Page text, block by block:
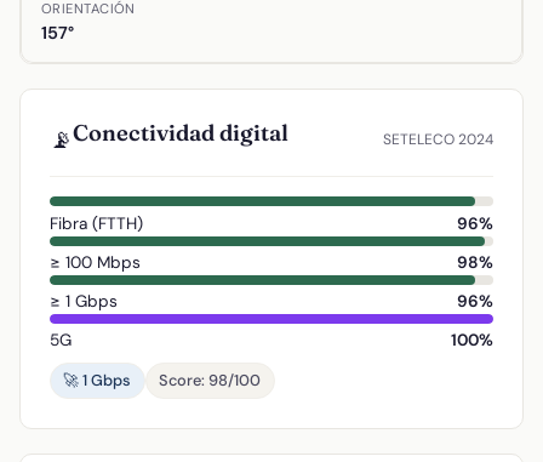
ORIENTACIÓN
157°
📡Conectividad digital SETELECO 2024
Fibra (FTTH)
96%
≥ 100 Mbps
98%
≥ 1 Gbps
96%
5G
100%
🚀 1 Gbps
Score: 98/100